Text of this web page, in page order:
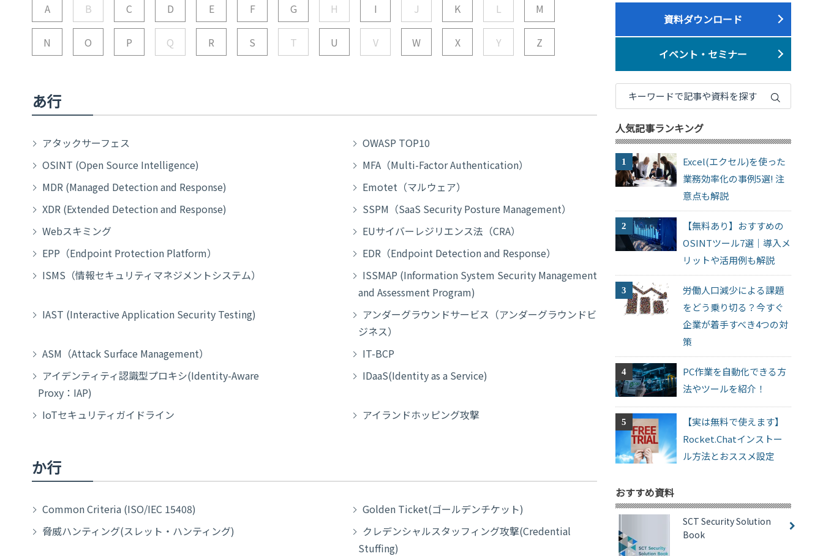
A B C D E F G H I J K L M
N O P Q R S T U V W X Y Z
あ行
アタックサーフェス
OWASP TOP10
OSINT (Open Source Intelligence)
MFA（Multi-Factor Authentication）
MDR (Managed Detection and Response)
Emotet（マルウェア）
XDR (Extended Detection and Response)
SSPM（SaaS Security Posture Management）
Webスキミング
EUサイバーレジリエンス法（CRA）
EPP（Endpoint Protection Platform）
EDR（Endpoint Detection and Response）
ISMS（情報セキュリティマネジメントシステム）
ISSMAP (Information System Security Management
and Assessment Program)
IAST (Interactive Application Security Testing)
アンダーグラウンドサービス（アンダーグラウンドビ
ジネス）
ASM（Attack Surface Management）
IT-BCP
アイデンティティ認識型プロキシ(Identity-Aware
Proxy：IAP)
IDaaS(Identity as a Service)
IoTセキュリティガイドライン アイランドホッピング攻撃
か行
Common Criteria (ISO/IEC 15408)
Golden Ticket(ゴールデンチケット)
脅威ハンティング(スレット・ハンティング)
クレデンシャルスタッフィング攻撃(Credential
Stuffing)
資料ダウンロード
イベント・セミナー
人気記事ランキング
Excel(エクセル)を使った
業務効率化の事例5選! 注
意点も解説
【無料あり】おすすめの
OSINTツール7選｜導入メ
リットや活用例も解説
労働人口減少による課題
をどう乗り切る？今すぐ
企業が着手すべき4つの対
策
PC作業を自動化できる方
法やツールを紹介！
【実は無料で使えます】
Rocket.Chatインストー
ル方法とおススメ設定
おすすめ資料
SCT Security Solution
Book